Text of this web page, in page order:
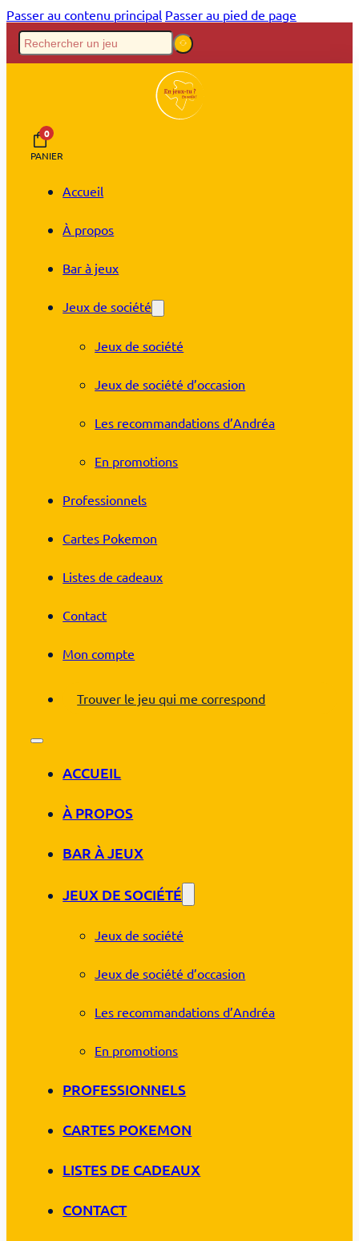
Passer au contenu principal Passer au pied de page
0
PANIER
Accueil
À propos
Bar à jeux
Jeux de société
Jeux de société
Jeux de société d’occasion
Les recommandations d’Andréa
En promotions
Professionnels
Cartes Pokemon
Listes de cadeaux
Contact
Mon compte
Trouver le jeu qui me correspond
ACCUEIL
À PROPOS
BAR À JEUX
JEUX DE SOCIÉTÉ
Jeux de société
Jeux de société d’occasion
Les recommandations d’Andréa
En promotions
PROFESSIONNELS
CARTES POKEMON
LISTES DE CADEAUX
CONTACT